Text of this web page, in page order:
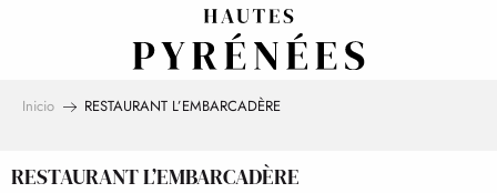
Inicio RESTAURANT L’EMBARCADÈRE
RESTAURANT L’EMBARCADÈRE